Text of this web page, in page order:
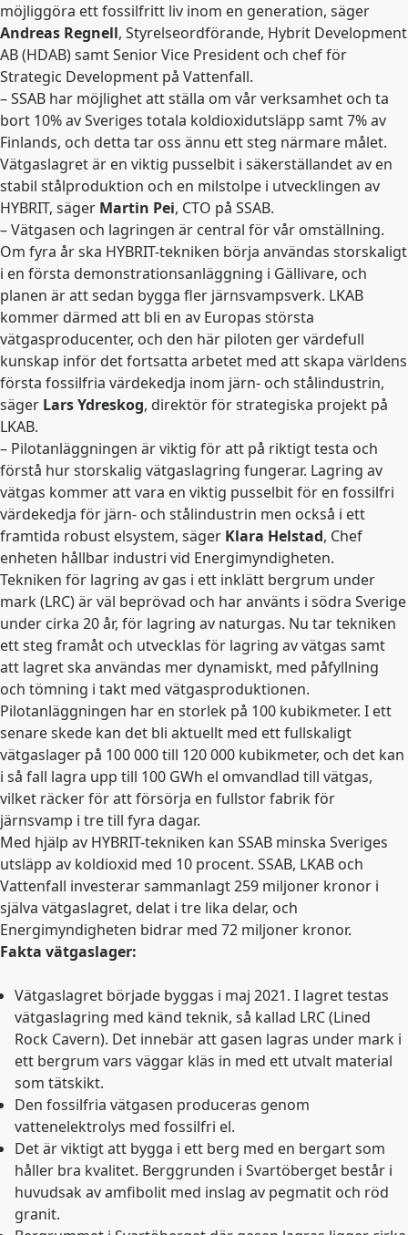
möjliggöra ett fossilfritt liv inom en generation, säger
Andreas Regnell, Styrelseordförande, Hybrit Development
AB (HDAB) samt Senior Vice President och chef för
Strategic Development på Vattenfall.
– SSAB har möjlighet att ställa om vår verksamhet och ta
bort 10% av Sveriges totala koldioxidutsläpp samt 7% av
Finlands, och detta tar oss ännu ett steg närmare målet.
Vätgaslagret är en viktig pusselbit i säkerställandet av en
stabil stålproduktion och en milstolpe i utvecklingen av
HYBRIT, säger Martin Pei, CTO på SSAB.
– Vätgasen och lagringen är central för vår omställning.
Om fyra år ska HYBRIT-tekniken börja användas storskaligt
i en första demonstrationsanläggning i Gällivare, och
planen är att sedan bygga fler järnsvampsverk. LKAB
kommer därmed att bli en av Europas största
vätgasproducenter, och den här piloten ger värdefull
kunskap inför det fortsatta arbetet med att skapa världens
första fossilfria värdekedja inom järn- och stålindustrin,
säger Lars Ydreskog, direktör för strategiska projekt på
LKAB.
– Pilotanläggningen är viktig för att på riktigt testa och
förstå hur storskalig vätgaslagring fungerar. Lagring av
vätgas kommer att vara en viktig pusselbit för en fossilfri
värdekedja för järn- och stålindustrin men också i ett
framtida robust elsystem, säger Klara Helstad, Chef
enheten hållbar industri vid Energimyndigheten.
Tekniken för lagring av gas i ett inklätt bergrum under
mark (LRC) är väl beprövad och har använts i södra Sverige
under cirka 20 år, för lagring av naturgas. Nu tar tekniken
ett steg framåt och utvecklas för lagring av vätgas samt
att lagret ska användas mer dynamiskt, med påfyllning
och tömning i takt med vätgasproduktionen.
Pilotanläggningen har en storlek på 100 kubikmeter. I ett
senare skede kan det bli aktuellt med ett fullskaligt
vätgaslager på 100 000 till 120 000 kubikmeter, och det kan
i så fall lagra upp till 100 GWh el omvandlad till vätgas,
vilket räcker för att försörja en fullstor fabrik för
järnsvamp i tre till fyra dagar.
Med hjälp av HYBRIT-tekniken kan SSAB minska Sveriges
utsläpp av koldioxid med 10 procent. SSAB, LKAB och
Vattenfall investerar sammanlagt 259 miljoner kronor i
själva vätgaslagret, delat i tre lika delar, och
Energimyndigheten bidrar med 72 miljoner kronor.
Fakta vätgaslager:
Vätgaslagret började byggas i maj 2021. I lagret testas
vätgaslagring med känd teknik, så kallad LRC (Lined
Rock Cavern). Det innebär att gasen lagras under mark i
ett bergrum vars väggar kläs in med ett utvalt material
som tätskikt.
Den fossilfria vätgasen produceras genom
vattenelektrolys med fossilfri el.
Det är viktigt att bygga i ett berg med en bergart som
håller bra kvalitet. Berggrunden i Svartöberget består i
huvudsak av amfibolit med inslag av pegmatit och röd
granit.